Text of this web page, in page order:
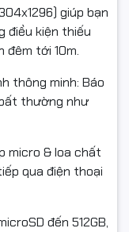
giúp bạn
điều kiện thiếu
đêm tới 10m.
thông minh: Báo
thường như
micro & loa chất
qua điện thoại
đến 512GB,